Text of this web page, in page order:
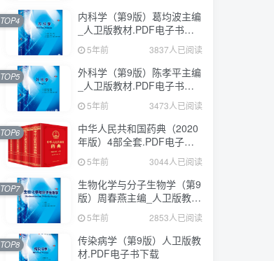
内科学（第9版）葛均波主编
_人卫版教材.PDF电子书下
5年前 3837人已阅读
TOP4
外科学（第9版）陈孝平主编
_人卫版教材.PDF电子书下
5年前 3473人已阅读
TOP5
中华人民共和国药典（2020
年版）4部全套.PDF电子书
下载
5年前 3044人已阅读
TOP6
生物化学与分子生物学（第9
版）周春燕主编_人卫版教
材.PDF电子书下载
5年前 2853人已阅读
TOP7
传染病学（第9版）人卫版教
材.PDF电子书下载
TOP8